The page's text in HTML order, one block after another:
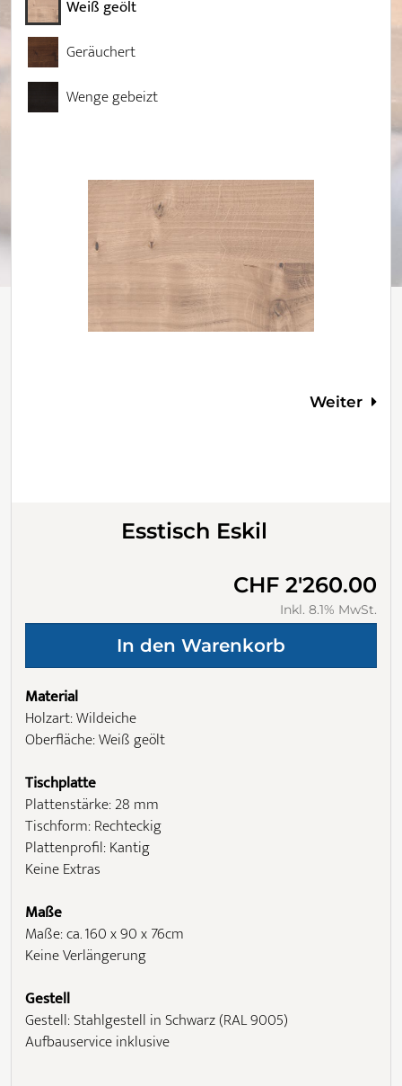
Weiß geölt
Geräuchert
Wenge gebeizt
Weiter
Esstisch Eskil
CHF 2'260.00
Inkl. 8.1% MwSt.
Material
Holzart: Wildeiche
Oberfläche: Weiß geölt
Tischplatte
Plattenstärke: 28 mm
Tischform: Rechteckig
Plattenprofil: Kantig
Keine Extras
Maße
Maße: ca. 160 x 90 x 76cm
Keine Verlängerung
Gestell
Gestell: Stahlgestell in Schwarz (RAL 9005)
Aufbauservice inklusive